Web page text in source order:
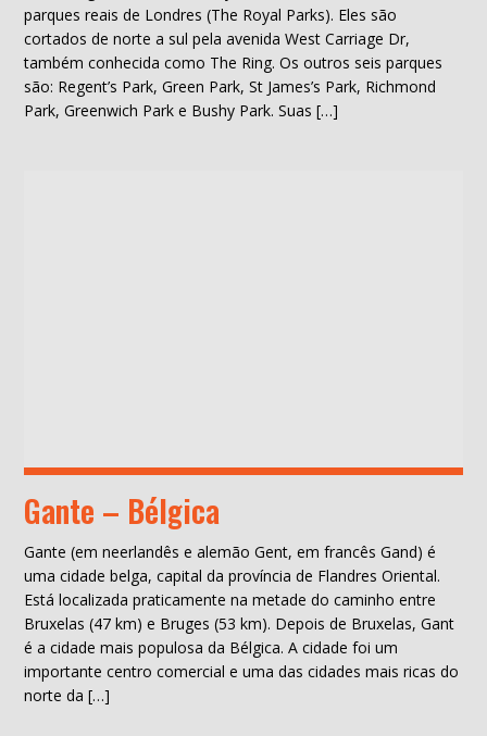
parques reais de Londres (The Royal Parks). Eles são
cortados de norte a sul pela avenida West Carriage Dr,
também conhecida como The Ring. Os outros seis parques
são: Regent’s Park, Green Park, St James’s Park, Richmond
Park, Greenwich Park e Bushy Park. Suas […]
Gante – Bélgica
Gante (em neerlandês e alemão Gent, em francês Gand) é
uma cidade belga, capital da província de Flandres Oriental.
Está localizada praticamente na metade do caminho entre
Bruxelas (47 km) e Bruges (53 km). Depois de Bruxelas, Gant
é a cidade mais populosa da Bélgica. A cidade foi um
importante centro comercial e uma das cidades mais ricas do
norte da […]